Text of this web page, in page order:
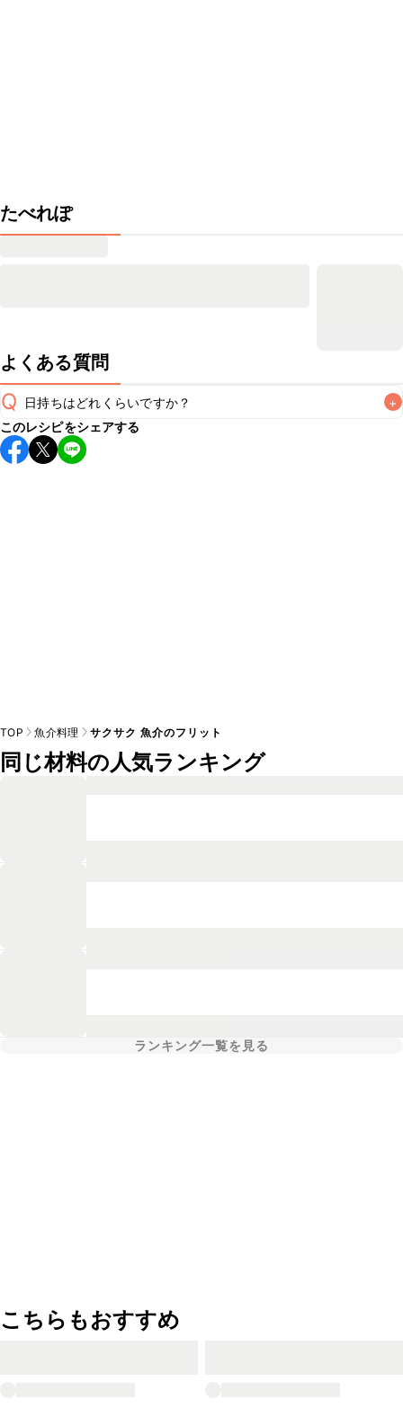
たべれぽ
よくある質問
Q 日持ちはどれくらいですか？ +
保存期間は冷蔵で翌日中が目安です。なるべくお早めにお召
し上がりください。
このレシピをシェアする
TOP 魚介料理 サクサク 魚介のフリット
同じ材料の人気ランキング
ランキング一覧を見る
こちらもおすすめ